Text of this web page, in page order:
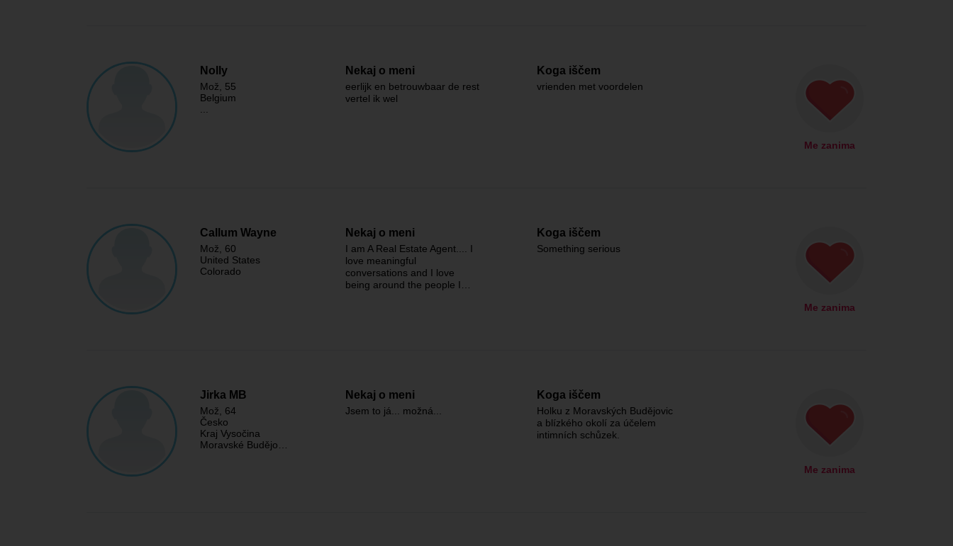
Nolly
Mož , 55
Belgium
Nekaj o meni
eerlijk en betrouwbaar de rest
vertel ik wel
Koga iščem
vrienden met voordelen
Me zanima
Callum Wayne
Mož , 60
United States
Colorado
Nekaj o meni
I am A Real Estate Agent.... I
love meaningful
conversations and I love
being around the people I…
Koga iščem
Something serious
Me zanima
Jirka MB
Mož , 64
Česko
Kraj Vysočina
Moravské Budějo…
Nekaj o meni
Jsem to já... možná...
Koga iščem
Holku z Moravských Budějovic
a blízkého okolí za účelem
intimních schůzek.
Me zanima